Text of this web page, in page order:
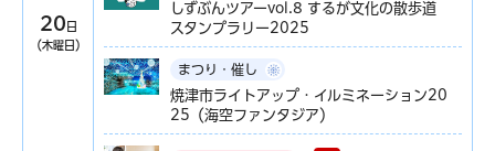
20 日
（木曜日）
しずぶんツアーvol.8 するが文化の散歩道
スタンプラリー2025
まつり・催し
焼津市ライトアップ・イルミネーション20
25（海空ファンタジア）